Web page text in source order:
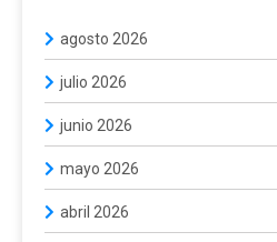
agosto 2026
julio 2026
junio 2026
mayo 2026
abril 2026